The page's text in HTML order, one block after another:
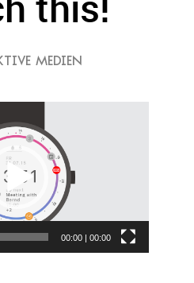
MEDIEN
00:00| 00:00